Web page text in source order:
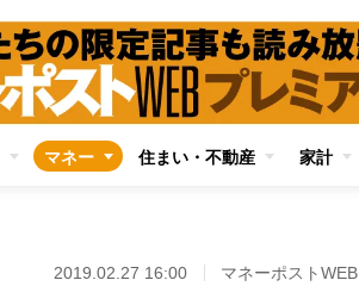
マネー 住まい・不動産 家計
2019.02.27 16:00 マネーポストWEB